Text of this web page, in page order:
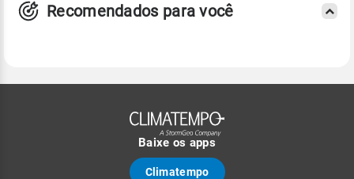
Recomendados para você
Baixe os apps
Climatempo